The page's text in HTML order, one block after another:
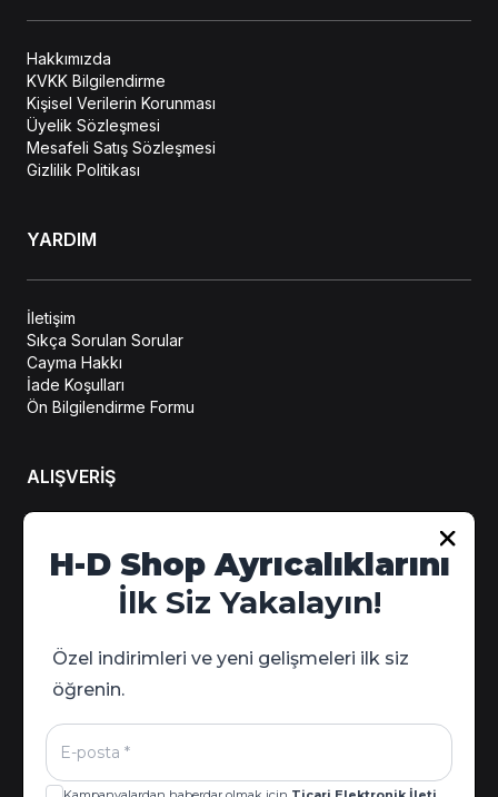
Hakkımızda
KVKK Bilgilendirme
Kişisel Verilerin Korunması
Üyelik Sözleşmesi
Mesafeli Satış Sözleşmesi
Gizlilik Politikası
YARDIM
İletişim
Sıkça Sorulan Sorular
Cayma Hakkı
İade Koşulları
Ön Bilgilendirme Formu
ALIŞVERİŞ
Hesabım
Sipariş Takip
Kampanya Detayları
H-D Shop Ayrıcalıklarını
İlk Siz Yakalayın!
Özel indirimleri ve yeni gelişmeleri ilk siz
öğrenin.